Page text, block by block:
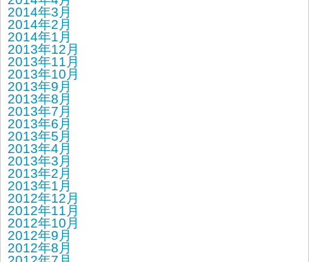
2014年3月
2014年2月
2014年1月
2013年12月
2013年11月
2013年10月
2013年9月
2013年8月
2013年7月
2013年6月
2013年5月
2013年4月
2013年3月
2013年2月
2013年1月
2012年12月
2012年11月
2012年10月
2012年9月
2012年8月